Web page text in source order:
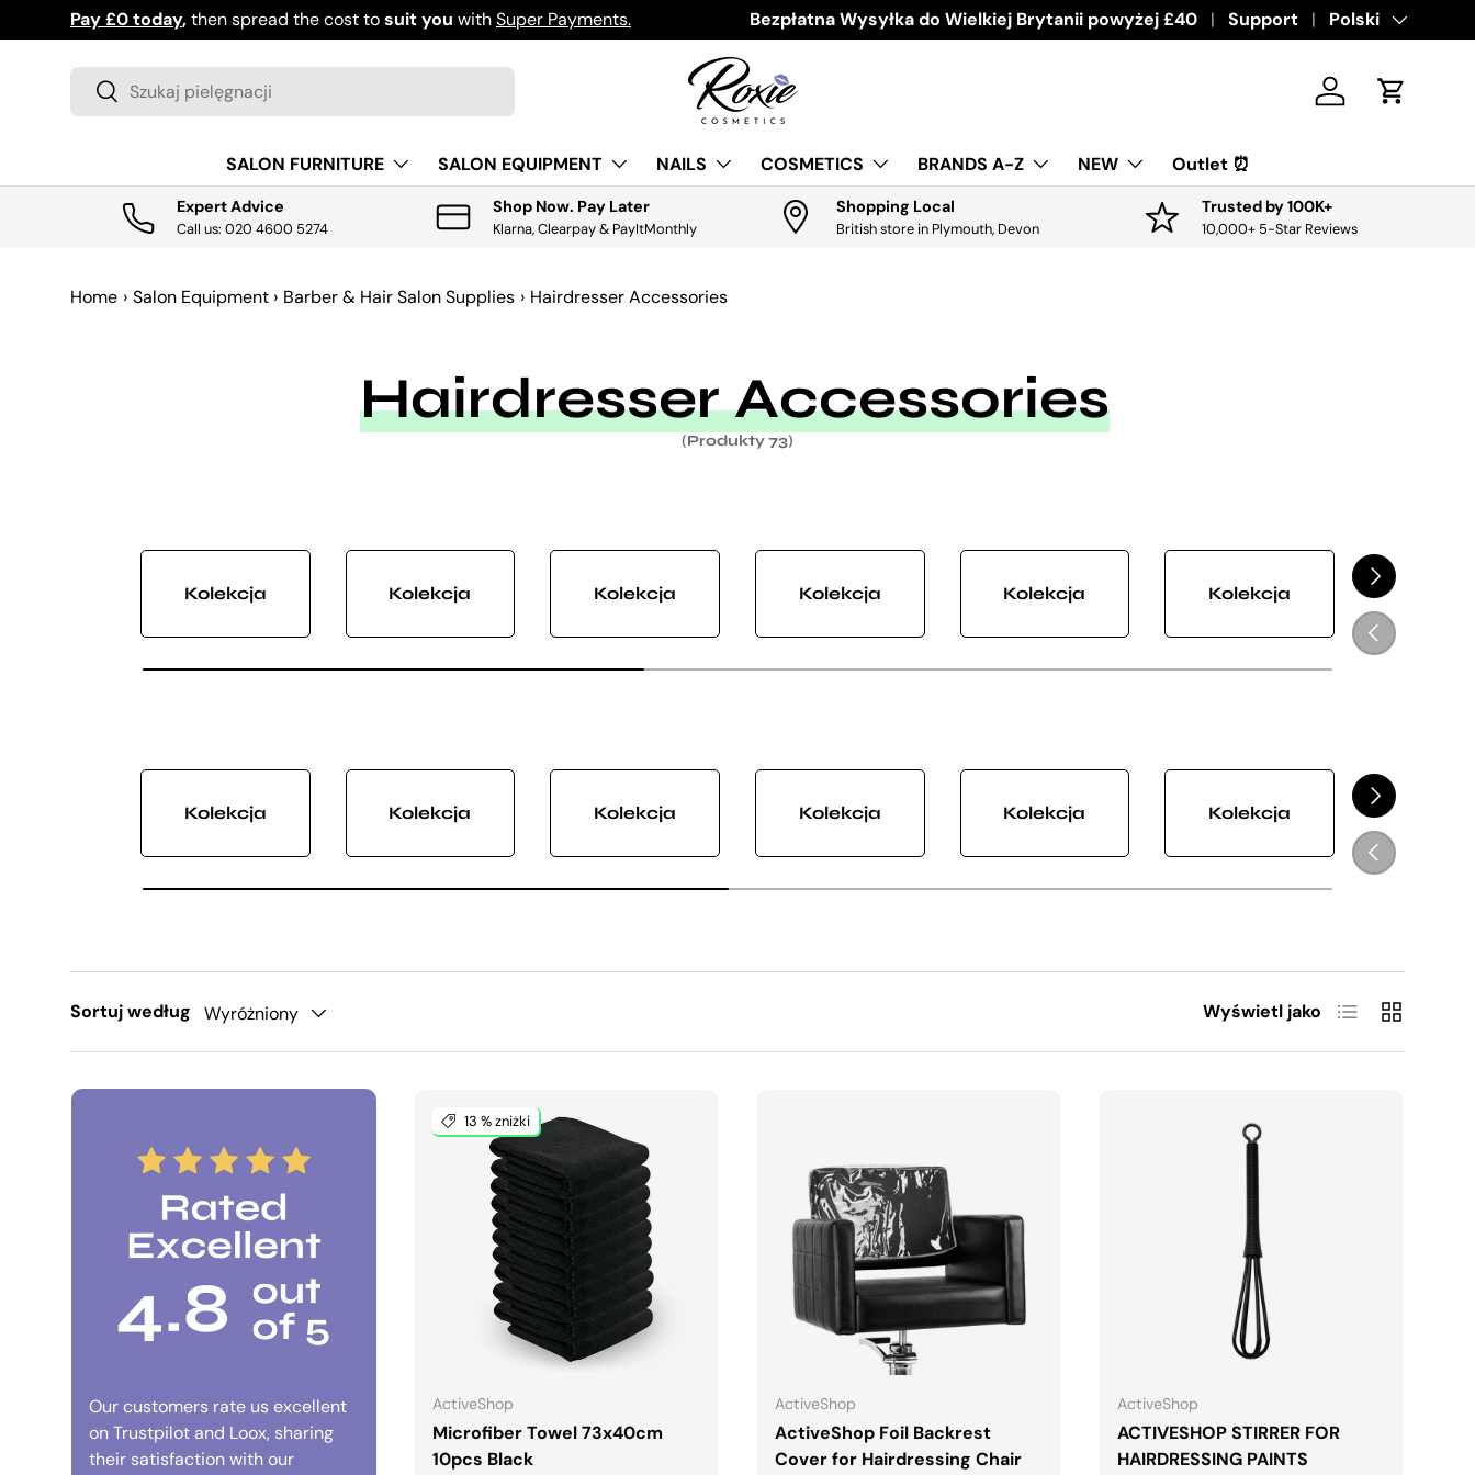
PRZEJDŹ DO TREŚCI
Pay £0 today,then spread the cost tosuit you withSuper Payments. Download the app for exclusive offers & discounts.Get it
Bezpłatna Wysyłka do Wielkiej Brytanii powyżej £40 Support Język
Polski
Szukaj
Szukaj Zaloguj sieKoszyk
SALON FURNITURE SALON EQUIPMENT NAILS COSMETICS BRANDS A-Z NEW Outlet ⏰
Expert Advice
Call us: 020 4600 5274
Shop Now. Pay Later
Klarna, Clearpay & PayItMonthly
Shopping Local
British store in Plymouth, Devon
Trusted by 100K+
10,000+ 5-Star Reviews
Home › Salon Equipment › Barber & Hair Salon Supplies › Hairdresser Accessories
Hairdresser Accessories
(Produkty 73)
NASTĘPNY
POPRZEDNI
Kolekcja Kolekcja Kolekcja Kolekcja Kolekcja Kolekcja
NASTĘPNY
POPRZEDNI
Kolekcja Kolekcja Kolekcja Kolekcja Kolekcja Kolekcja
Sortuj według Wyróżniony Wyświetl jako Lista Siatka
Our customers rate us excellent
on Trustpilot and Loox, sharing
their satisfaction with our
13 % zniżki
ActiveShop
Microfiber Towel 73x40cm
10pcs Black
DODAJ DO KOSZYKA
ActiveShop
ActiveShop Foil Backrest
Cover for Hairdressing Chair
DODAJ DO KOSZYKA
ActiveShop
ACTIVESHOP STIRRER FOR
HAIRDRESSING PAINTS
DODAJ DO KOSZYKA